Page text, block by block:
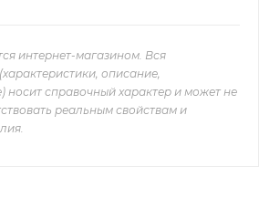
интернет-магазином. Вся
описание,
носит справочный характер и может не
реальным свойствам и